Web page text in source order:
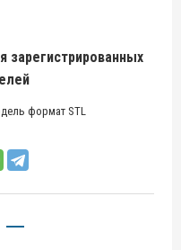
зарегистрированных
формат STL